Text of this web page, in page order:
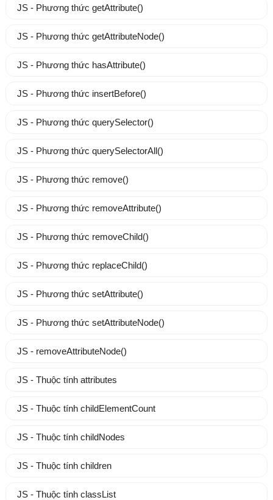
JS - Phương thức getAttribute()
JS - Phương thức getAttributeNode()
JS - Phương thức hasAttribute()
JS - Phương thức insertBefore()
JS - Phương thức querySelector()
JS - Phương thức querySelectorAll()
JS - Phương thức remove()
JS - Phương thức removeAttribute()
JS - Phương thức removeChild()
JS - Phương thức replaceChild()
JS - Phương thức setAttribute()
JS - Phương thức setAttributeNode()
JS - removeAttributeNode()
JS - Thuộc tính attributes
JS - Thuộc tính childElementCount
JS - Thuộc tính childNodes
JS - Thuộc tính children
JS - Thuộc tính classList